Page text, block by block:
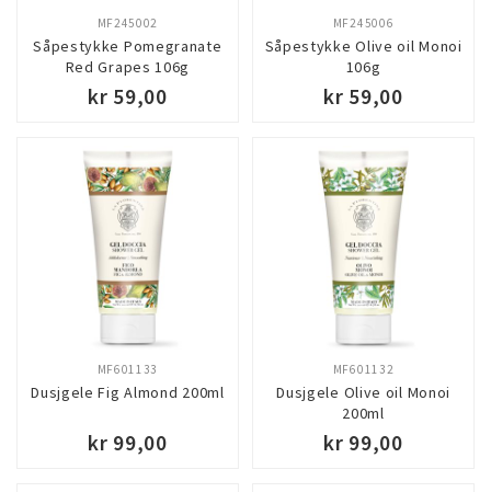
Såpestykke Pomegranate
Red Grapes 106g
MF245002
kr 59,00
Såpestykke Olive oil Monoi
106g
MF245006
kr 59,00
Dusjgele Fig Almond 200ml
MF601133
kr 99,00
Dusjgele Olive oil Monoi
200ml
MF601132
kr 99,00